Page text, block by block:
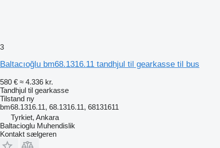
3
Baltacıoğlu bm68.1316.11 tandhjul til gearkasse til bus
580 € ≈ 4.336 kr.
Tandhjul til gearkasse
Tilstand ny
bm68.1316.11, 68.1316.11, 68131611
Tyrkiet, Ankara
Baltacioglu Muhendislik
Kontakt sælgeren